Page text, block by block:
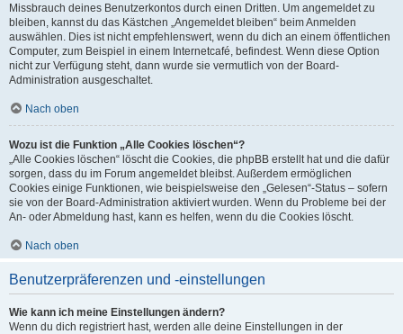
Missbrauch deines Benutzerkontos durch einen Dritten. Um angemeldet zu
bleiben, kannst du das Kästchen „Angemeldet bleiben“ beim Anmelden
auswählen. Dies ist nicht empfehlenswert, wenn du dich an einem öffentlichen
Computer, zum Beispiel in einem Internetcafé, befindest. Wenn diese Option
nicht zur Verfügung steht, dann wurde sie vermutlich von der Board-
Administration ausgeschaltet.
Nach oben
Wozu ist die Funktion „Alle Cookies löschen“?
„Alle Cookies löschen“ löscht die Cookies, die phpBB erstellt hat und die dafür
sorgen, dass du im Forum angemeldet bleibst. Außerdem ermöglichen
Cookies einige Funktionen, wie beispielsweise den „Gelesen“-Status – sofern
sie von der Board-Administration aktiviert wurden. Wenn du Probleme bei der
An- oder Abmeldung hast, kann es helfen, wenn du die Cookies löscht.
Nach oben
Benutzerpräferenzen und -einstellungen
Wie kann ich meine Einstellungen ändern?
Wenn du dich registriert hast, werden alle deine Einstellungen in der